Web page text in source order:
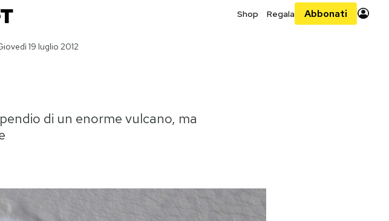
Shop Regala Abbonati
19 luglio 2012
di un enorme vulcano, ma